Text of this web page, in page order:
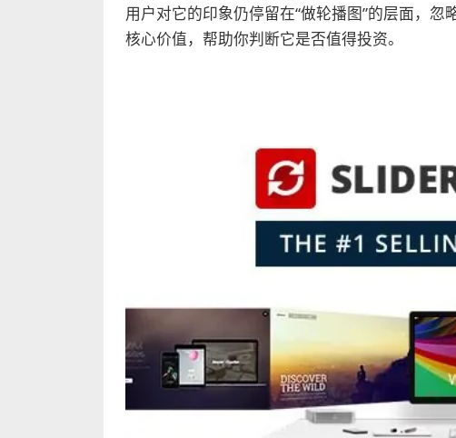
用户对它的印象仍停留在“做轮播图”的层面，
核心价值，帮助你判断它是否值得投资。